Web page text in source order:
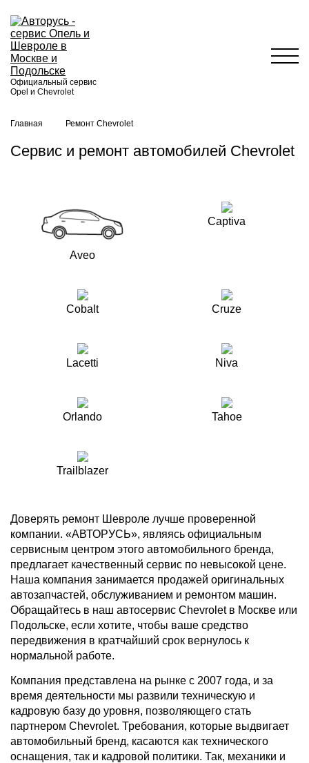
Официальный сервис
Opel и Chevrolet
Главная Ремонт Chevrolet
Сервис и ремонт автомобилей Chevrolet
Aveo
Captiva
Cobalt Cruze
Lacetti Niva
Orlando Tahoe
Trailblazer
Доверять ремонт Шевроле лучше проверенной
компании. «АВТОРУСЬ», являясь официальным
сервисным центром этого автомобильного бренда,
предлагает качественный сервис по невысокой цене.
Наша компания занимается продажей оригинальных
автозапчастей, обслуживанием и ремонтом машин.
Обращайтесь в наш автосервис Chevrolet в Москве или
Подольске, если хотите, чтобы ваше средство
передвижения в кратчайший срок вернулось к
нормальной работе.
Компания представлена на рынке с 2007 года, и за
время деятельности мы развили техническую и
кадровую базу до уровня, позволяющего стать
партнером Chevrolet. Требования, которые выдвигает
автомобильный бренд, касаются как технического
оснащения, так и кадровой политики. Так, механики и